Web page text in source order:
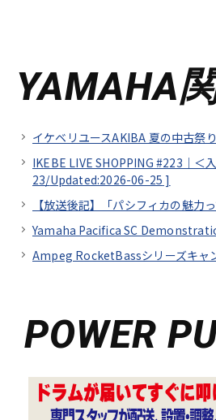
YAMAHA
イケベリユースAKIBA 夏の中古祭
IKEBE LIVE SHOPPING #223｜
23/Updated:2026-06-25 ]
【放送後記】「パシフィカの魅力
Yamaha Pacifica SC
Ampeg RocketBassシリーズキャ
POWER